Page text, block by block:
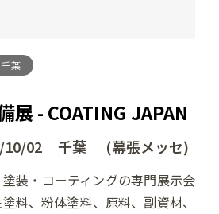
千葉
展 - COATING JAPAN
10/02 千葉 (幕張メッセ)
装・コーティングの専門展示会
料、粉体塗料、原料、副資材、